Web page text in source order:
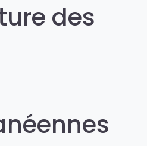
des